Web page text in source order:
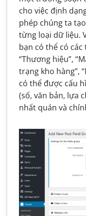
cho việc định
phép chúng ta
từng loại dữ liệu.
bạn có thể có các
“Thương hiệu”,
trạng kho hàng”,
có thể được cấu
(số, văn bản, lựa
nhất quán và